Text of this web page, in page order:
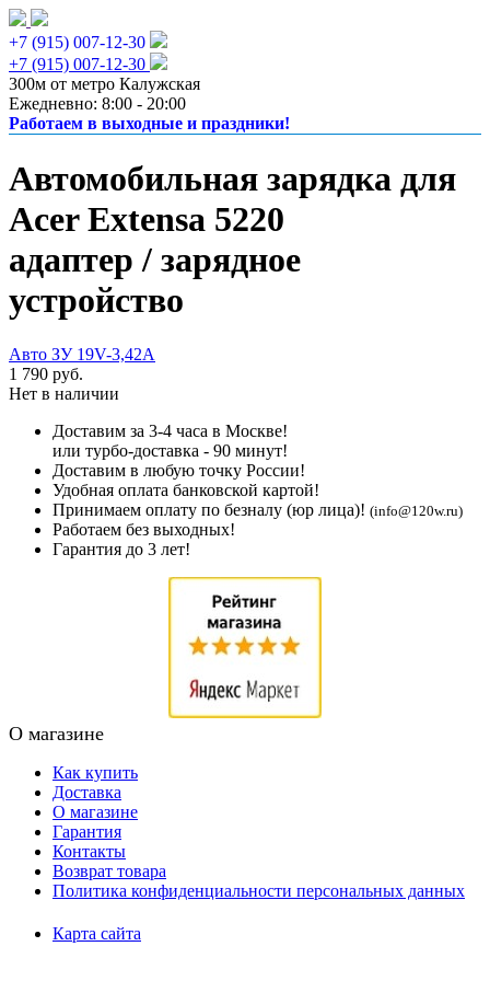
+7 (915) 007-12-30
+7 (915) 007-12-30
300м от метро Калужская
Ежедневно: 8:00 - 20:00
Работаем в выходные и праздники!
Автомобильная зарядка для
Acer Extensa 5220
адаптер / зарядное
устройство
Авто ЗУ 19V-3,42A
1 790 руб.
Нет в наличии
Доставим за 3-4 часа в Москве!
или турбо-доставка - 90 минут!
Доставим в любую точку России!
Удобная оплата банковской картой!
Принимаем оплату по безналу (юр лица)! (info@120w.ru)
Работаем без выходных!
Гарантия до 3 лет!
О магазине
Как купить
Доставка
О магазине
Гарантия
Контакты
Возврат товара
Политика конфиденциальности персональных данных
Карта сайта